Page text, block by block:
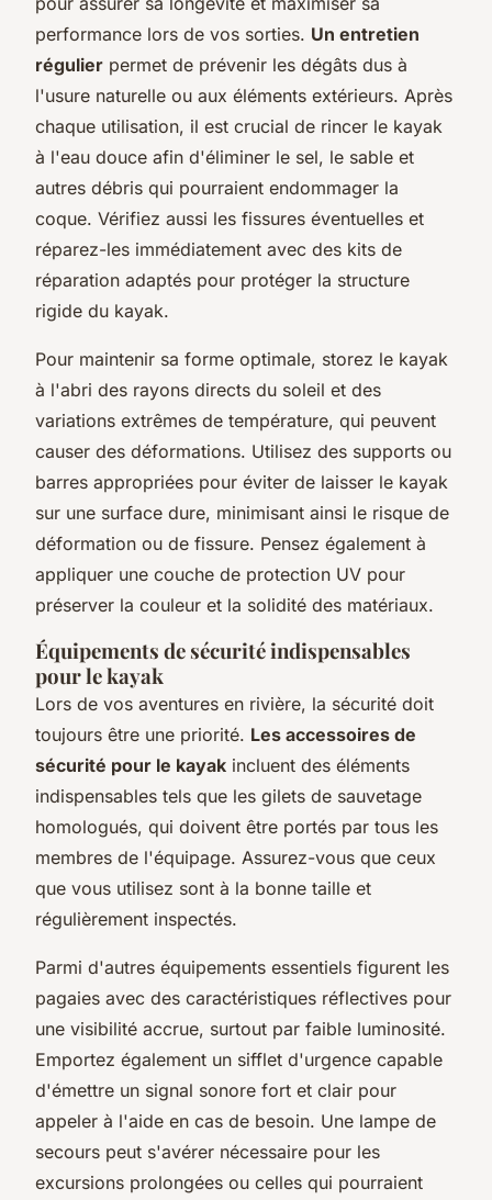
performance lors de vos sorties. Un entretien
régulier permet de prévenir les dégâts dus à
l'usure naturelle ou aux éléments extérieurs. Après
chaque utilisation, il est crucial de rincer le kayak
à l'eau douce afin d'éliminer le sel, le sable et
autres débris qui pourraient endommager la
coque. Vérifiez aussi les fissures éventuelles et
réparez-les immédiatement avec des kits de
réparation adaptés pour protéger la structure
rigide du kayak.
Pour maintenir sa forme optimale, storez le kayak
à l'abri des rayons directs du soleil et des
variations extrêmes de température, qui peuvent
causer des déformations. Utilisez des supports ou
barres appropriées pour éviter de laisser le kayak
sur une surface dure, minimisant ainsi le risque de
déformation ou de fissure. Pensez également à
appliquer une couche de protection UV pour
préserver la couleur et la solidité des matériaux.
Équipements de sécurité indispensables
pour le kayak
Lors de vos aventures en rivière, la sécurité doit
toujours être une priorité. Les accessoires de
sécurité pour le kayak incluent des éléments
indispensables tels que les gilets de sauvetage
homologués, qui doivent être portés par tous les
membres de l'équipage. Assurez-vous que ceux
que vous utilisez sont à la bonne taille et
régulièrement inspectés.
Parmi d'autres équipements essentiels figurent les
pagaies avec des caractéristiques réflectives pour
une visibilité accrue, surtout par faible luminosité.
Emportez également un sifflet d'urgence capable
d'émettre un signal sonore fort et clair pour
appeler à l'aide en cas de besoin. Une lampe de
secours peut s'avérer nécessaire pour les
excursions prolongées ou celles qui pourraient